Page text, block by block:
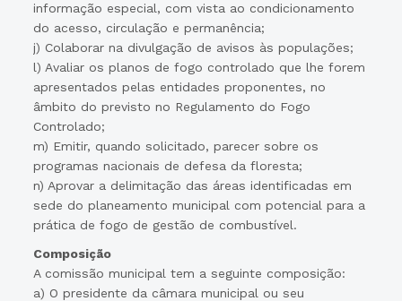
informação especial, com vista ao condicionamento
do acesso, circulação e permanência;
j) Colaborar na divulgação de avisos às populações;
l) Avaliar os planos de fogo controlado que lhe forem
apresentados pelas entidades proponentes, no
âmbito do previsto no Regulamento do Fogo
Controlado;
m) Emitir, quando solicitado, parecer sobre os
programas nacionais de defesa da floresta;
n) Aprovar a delimitação das áreas identificadas em
sede do planeamento municipal com potencial para a
prática de fogo de gestão de combustível.
Composição
A comissão municipal tem a seguinte composição:
a) O presidente da câmara municipal ou seu